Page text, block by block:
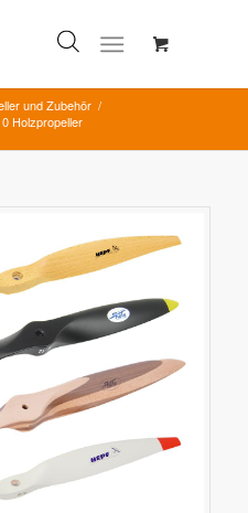
und Zubehör /
Holzpropeller